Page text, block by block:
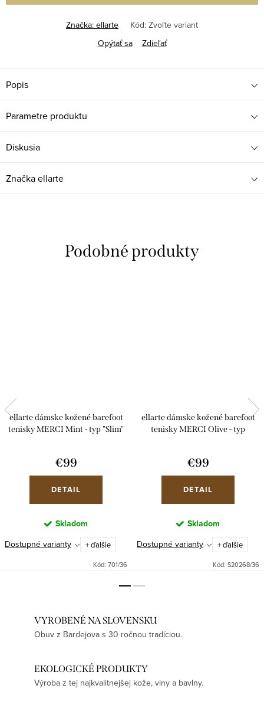
Značka: ellarte Kód: Zvoľte variant
Opýtať sa
Zdieľať
Popis
Parametre produktu
Diskusia
Značkaellarte
ellarte dámske kožené barefoot
tenisky MERCI Mint - typ "Slim"
€99
DETAIL
Skladom
Dostupné varianty + ďalšie
Kód: 701/36
ellarte dámske kožené barefoot
tenisky MERCI Olive - typ
€99
DETAIL
Skladom
Dostupné varianty + ďalšie
Kód: S20268/36
VYROBENÉ NA SLOVENSKU
Obuv z Bardejova s 30 ročnou tradíciou.
EKOLOGICKÉ PRODUKTY
Výroba z tej najkvalitnejšej kože, vlny a bavlny.